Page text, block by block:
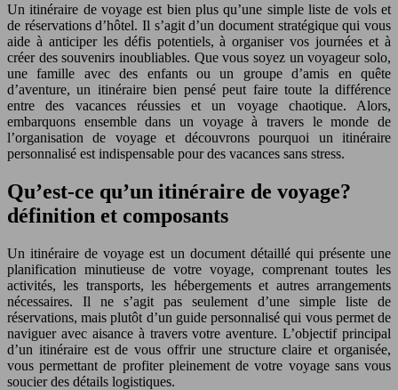
Un itinéraire de voyage est bien plus qu’une simple liste de vols et
de réservations d’hôtel. Il s’agit d’un document stratégique qui vous
aide à anticiper les défis potentiels, à organiser vos journées et à
créer des souvenirs inoubliables. Que vous soyez un voyageur solo,
une famille avec des enfants ou un groupe d’amis en quête
d’aventure, un itinéraire bien pensé peut faire toute la différence
entre des vacances réussies et un voyage chaotique. Alors,
embarquons ensemble dans un voyage à travers le monde de
l’organisation de voyage et découvrons pourquoi un itinéraire
personnalisé est indispensable pour des vacances sans stress.
Qu’est-ce qu’un itinéraire de voyage?
définition et composants
Un itinéraire de voyage est un document détaillé qui présente une
planification minutieuse de votre voyage, comprenant toutes les
activités, les transports, les hébergements et autres arrangements
nécessaires. Il ne s’agit pas seulement d’une simple liste de
réservations, mais plutôt d’un guide personnalisé qui vous permet de
naviguer avec aisance à travers votre aventure. L’objectif principal
d’un itinéraire est de vous offrir une structure claire et organisée,
vous permettant de profiter pleinement de votre voyage sans vous
soucier des détails logistiques.